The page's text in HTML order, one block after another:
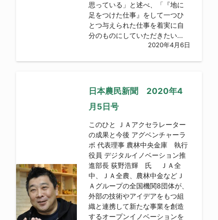
思っている」と述べ、「『地に
足をつけた仕事』をして一つひ
とつ与えられた仕事を着実に自
分のものにしていただきたい...
2020年4月6日
日本農民新聞 2020年4
月5日号
このひと ＪＡアクセラレーター
の成果と今後 アグベンチャーラ
ボ 代表理事 農林中央金庫 執行
役員 デジタルイノベーション推
進部長 荻野浩輝 氏 ＪＡ全
中、ＪＡ全農、農林中金などＪ
Ａグループの全国機関8団体が、
外部の技術やアイデアをもつ組
織と連携して新たな事業を創造
するオープンイノベーションを